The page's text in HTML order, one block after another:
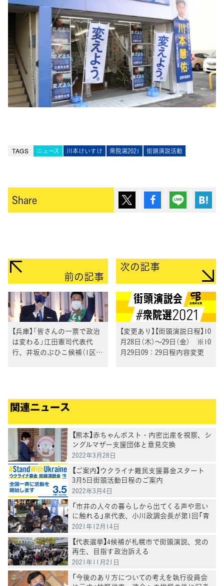
TAGS ニュース 川本けいすけ 衆院選2021 街頭演説活動
Share ポスト シェア Lineで送
前の記事
【兵庫】「皆さんの一票で政治
は変わる」江田憲司代表代
行、井坂のぶひこ候補（1区）
次の記事
【変更あり】【街頭演説日程】10
月28日（木）～29日（金） ※10
月29日09：29日程内容変更
関連ニュース
【熊本】赤ちゃんポスト・内密出産を視察、シ
ングルマザー支援団体と意見交換
2022年3月28日
【ご案内】ウクライナ難民支援募金スタート
3月5日街頭活動日程のご案内
2022年3月4日
「市井の人々の暮らしから出てくる声や思い
に触れる」泉代表、小川政調会長が第1回「青
空対話集会」を開催
2021年12月14日
【代表選挙】4候補が札幌市で街頭演説、党の
再生、目指す政治訴える
2021年11月21日
「今後のあり方についての考えを執行役員会